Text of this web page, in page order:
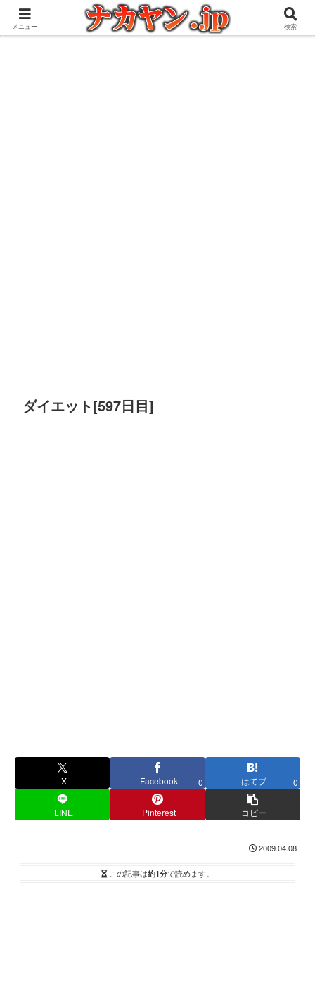
アウトドアとガジェット好きな管理人の愉快な日々を綴るブログ
ダイエット[597日目]
X Facebook 0 はてブ 0
LINE Pinterest コピー
2009.04.08
この記事は約1分で読めます。
メニュー 検索